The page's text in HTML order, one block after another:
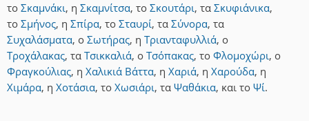
το Σκαμνάκι, η Σκαμνίτσα, το Σκουτάρι, τα Σκυφιάνικα,
το Σμήνος, η Σπίρα, το Σταυρί, τα Σύνορα, τα
Συχαλάσματα, ο Σωτήρας, η Τριανταφυλλιά, ο
Τροχάλακας, τα Τσικκαλιά, ο Τσόπακας, το Φλομοχώρι, ο
Φραγκούλιας, η Χαλικιά Βάττα, η Χαριά, η Χαρούδα, η
Χιμάρα, η Χοτάσια, το Χωσιάρι, τα Ψαθάκια, και το Ψί.